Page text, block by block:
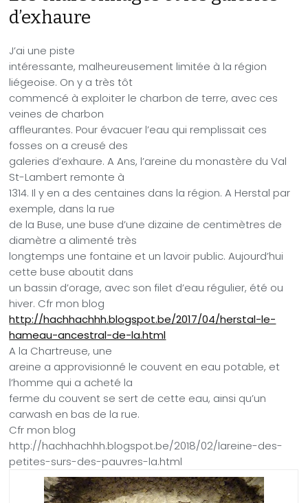
d’exhaure
J’ai une piste
intéressante, malheureusement limitée à la région
liégeoise. On y a très tôt
commencé à exploiter le charbon de terre, avec ces
veines de charbon
affleurantes. Pour évacuer l’eau qui remplissait ces
fosses on a creusé des
galeries d’exhaure. A Ans, l’areine du monastère du Val
St-Lambert remonte à
1314. Il y en a des centaines dans la région. A Herstal par
exemple, dans la rue
de la Buse, une buse d’une dizaine de centimètres de
diamètre a alimenté très
longtemps une fontaine et un lavoir public. Aujourd’hui
cette buse aboutit dans
un bassin d’orage, avec son filet d’eau régulier, été ou
hiver. Cfr mon blog
http://hachhachhh.blogspot.be/2017/04/herstal-le-
hameau-ancestral-de-la.html
A la Chartreuse, une
areine a approvisionné le couvent en eau potable, et
l’homme qui a acheté la
ferme du couvent se sert de cette eau, ainsi qu’un
carwash en bas de la rue.
Cfr mon blog
http://hachhachhh.blogspot.be/2018/02/lareine-des-
petites-surs-des-pauvres-la.html